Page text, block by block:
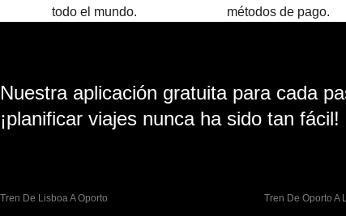
todo el mundo.
métodos de pago.
Nuestra aplicación gratuita para cada
¡planificar viajes nunca ha sido tan fácil!
Tren De Lisboa A Oporto Tren De Oporto A